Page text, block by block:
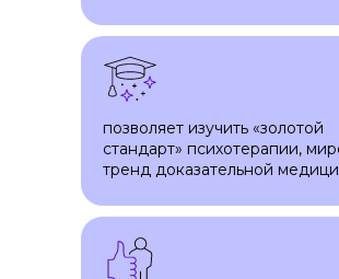
позволяет изучить «золотой
стандарт» психотерапии,
тренд доказательной
КАРЬЕРНЫЙ ЦЕНТР
Диплом — это только начало.
Вместе мы сделаем первые шаги
в профессиональной среде